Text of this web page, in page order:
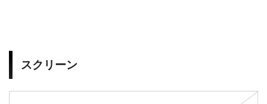
V
T
スクリーン